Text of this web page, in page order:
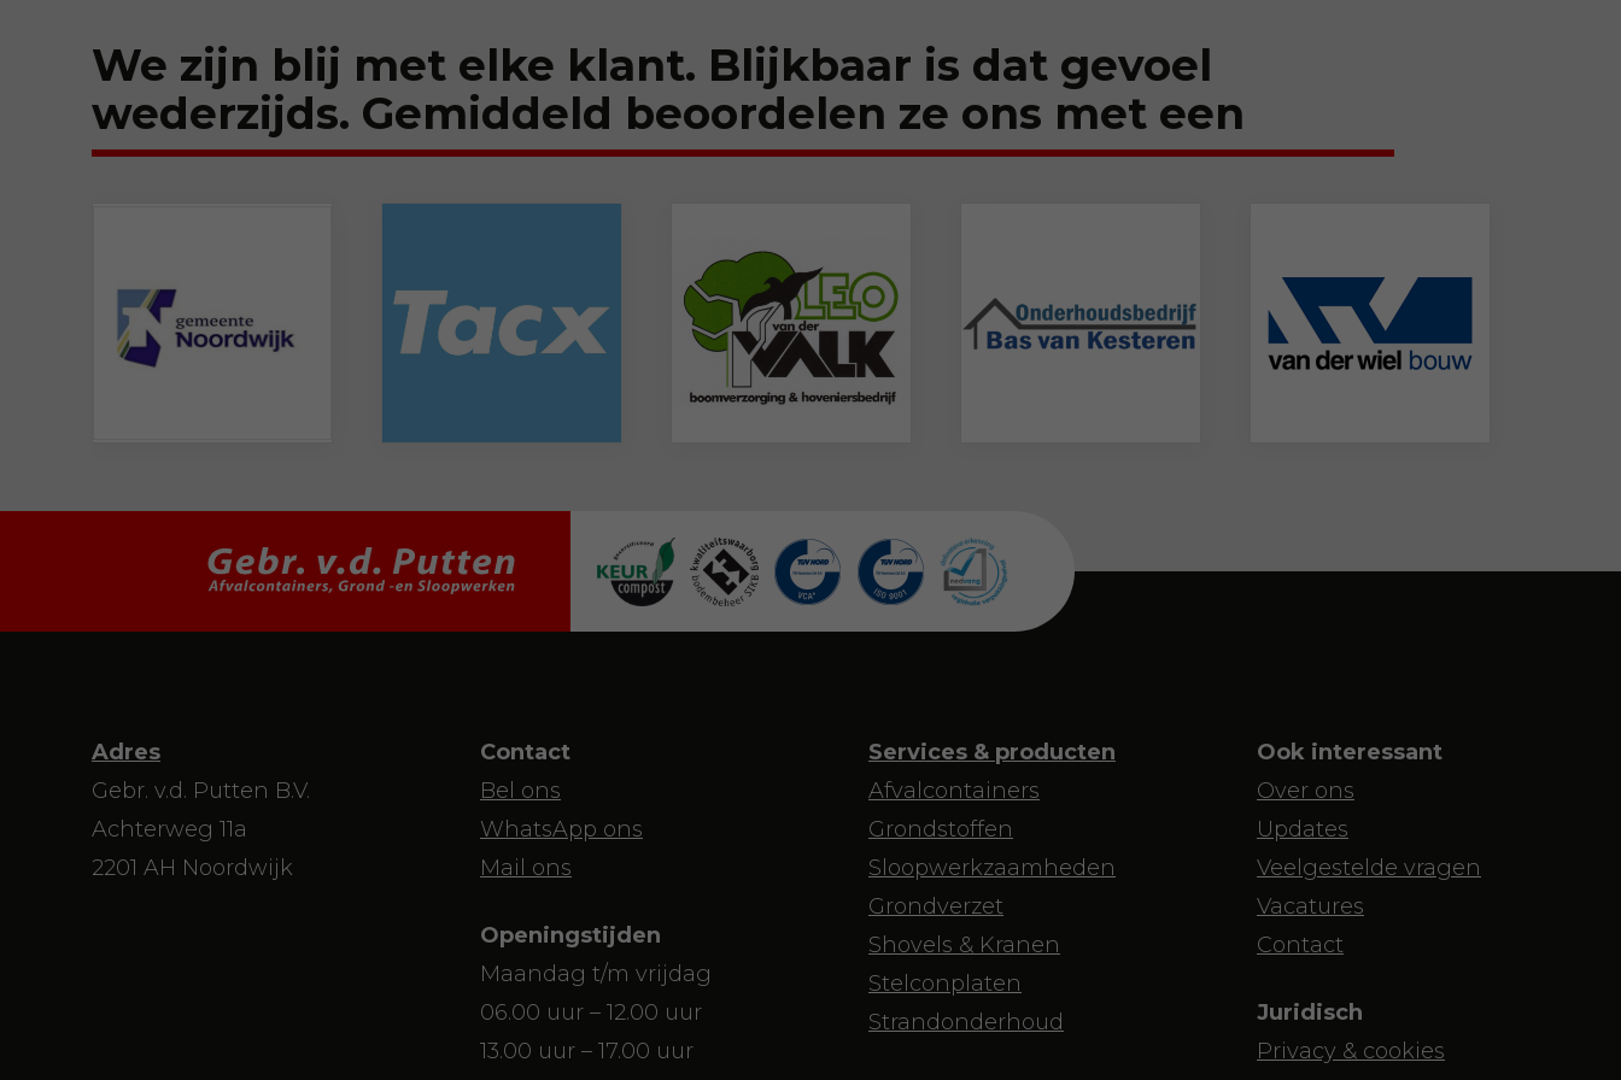
We zijn blij met elke klant. Blijkbaar is dat gevoel
wederzijds. Gemiddeld beoordelen ze ons met een
Adres
Gebr. v.d. Putten B.V.
Achterweg 11a
2201 AH Noordwijk
Contact
Bel ons
WhatsApp ons
Mail ons
Openingstijden
Maandag t/m vrijdag
06.00 uur – 12.00 uur
13.00 uur – 17.00 uur
Services & producten
Afvalcontainers
Grondstoffen
Sloopwerkzaamheden
Grondverzet
Shovels & Kranen
Stelconplaten
Strandonderhoud
Ook interessant
Over ons
Updates
Veelgestelde vragen
Vacatures
Contact
Juridisch
Privacy & cookies